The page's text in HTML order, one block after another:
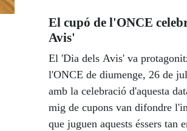
El cupó de l'ONCE
Avis'
El 'Dia dels Avis' va
l'ONCE de diumenge, 26 de
amb la celebració d'aquesta
mig de cupons van difondre
que juguen aquests éssers tan